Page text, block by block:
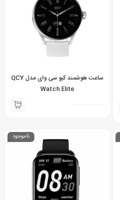
ساعت هوشمند کیو سی وای مدل QCY
Watch Elite
ناموجود